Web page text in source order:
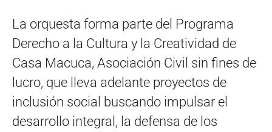
La orquesta forma parte del Programa
Derecho a la Cultura y la Creatividad de
Casa Macuca, Asociación Civil sin fines de
lucro, que lleva adelante proyectos de
inclusión social buscando impulsar el
desarrollo integral, la defensa de los